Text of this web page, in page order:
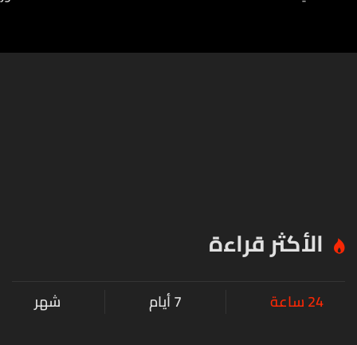
الأكثر قراءة
24 ساعة 7 أيام شهر